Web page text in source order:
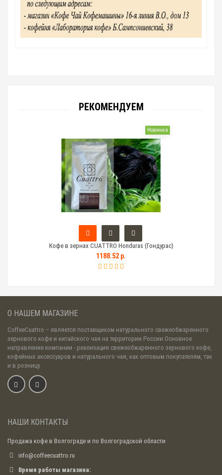
РЕКОМЕНДУЕМ
Новинка
Кофе в зернах CUATTRO Honduras (Гондурас)
1188.52 р.
О НАШЕМ МАГАЗИНЕ
CoffeeCuattro – является поставщиком натурального свежеобжаренного
зернового кофе и китайского чая на территории России.Основное
направление компании - реализация свежеобжаренного зернового кофе,
кофейных аксессуаров и натурального чая, как оптовым покупателям, так
и в розницу.
НАШИ КОНТАКТЫ
Продажа кофе в Волгограде и по Волгоградской области
info@coffeecuattro.ru
Время работы магазина: